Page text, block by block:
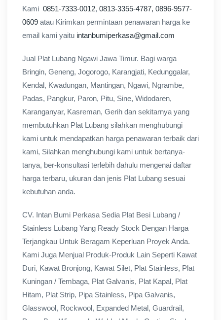
Kami 0851-7333-0012, 0813-3355-4787, 0896-9577-
0609 atau Kirimkan permintaan penawaran harga ke
email kami yaitu intanbumiperkasa@gmail.com
Jual Plat Lubang Ngawi Jawa Timur. Bagi warga
Bringin, Geneng, Jogorogo, Karangjati, Kedunggalar,
Kendal, Kwadungan, Mantingan, Ngawi, Ngrambe,
Padas, Pangkur, Paron, Pitu, Sine, Widodaren,
Karanganyar, Kasreman, Gerih dan sekitarnya yang
membutuhkan Plat Lubang silahkan menghubungi
kami untuk mendapatkan harga penawaran terbaik dari
kami, Silahkan menghubungi kami untuk bertanya-
tanya, ber-konsultasi terlebih dahulu mengenai daftar
harga terbaru, ukuran dan jenis Plat Lubang sesuai
kebutuhan anda.
CV. Intan Bumi Perkasa Sedia Plat Besi Lubang /
Stainless Lubang Yang Ready Stock Dengan Harga
Terjangkau Untuk Beragam Keperluan Proyek Anda.
Kami Juga Menjual Produk-Produk Lain Seperti Kawat
Duri, Kawat Bronjong, Kawat Silet, Plat Stainless, Plat
Kuningan / Tembaga, Plat Galvanis, Plat Kapal, Plat
Hitam, Plat Strip, Pipa Stainless, Pipa Galvanis,
Glasswool, Rockwool, Expanded Metal, Guardrail,